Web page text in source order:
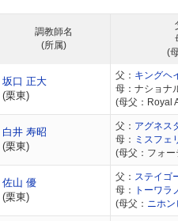
調教師名
(所属)
(
坂口 正大
(栗東)
父： キングヘ
母：ナショナ
(母父：Royal
白井 寿昭
(栗東)
父： アグネス
母： ミスフェ
(母父：フォ
佐山 優
(栗東)
父： ステイゴ
母：
トーワラ
(母父： ニホ